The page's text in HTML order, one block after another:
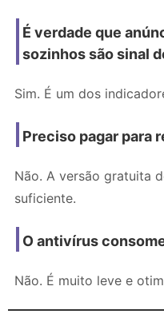
É verdade que
sozinhos são sinal
Sim. É um dos
Preciso pagar para
Não. A versão gratuita
suficiente.
O antivírus
Não. É muito leve e